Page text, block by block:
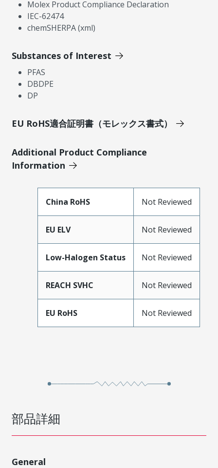
Molex Product Compliance Declaration
IEC-62474
chemSHERPA (xml)
Substances of Interest
PFAS
DBDPE
DP
EU RoHS適合証明書（モレックス書式）
Additional Product Compliance
Information
China RoHS Not Reviewed
EU ELV Not Reviewed
Low-Halogen Status Not Reviewed
REACH SVHC Not Reviewed
EU RoHS Not Reviewed
部品詳細
General